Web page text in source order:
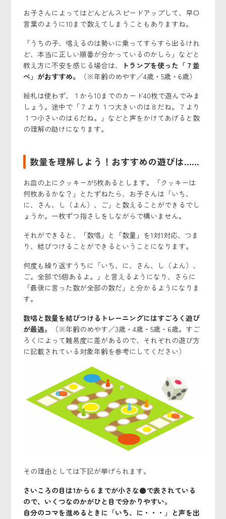
お子さんによってはどんどんスピードアップして、早口
言葉のように10まで数えてしまうこともありますね。
「うちの子、唱えるのは勢いに乗ってすらすら出るけれ
ど、本当に正しい順番が分かっているのかしら」などと
教え方に不安を感じる場合は、
トランプを使った「７並
べ」がおすすめ。
（※年齢のめやす／4歳・5歳・6歳）
絵札は使わず、１から10までのカード40枚で遊んでみま
しょう。途中で「７より１つ大きいのは８だね。７より
１つ小さいのは６だね。」などと声をかけてあげると数
の理解の助けになります。
数量を理解しよう！おすすめの遊びは……
お皿の上にクッキーが5枚あるとします。「クッキーは
何枚あるかな？」とたずねたら、お子さんは「いち、
に、さん、し（よん）、ご」と数えることができるでし
ょうか。一枚ずつ指さしをしながらで構いません。
それができると、「数唱」と「数量」を1対1対応、つま
り、結びつけることができるということになります。
何度も繰り返すうちに「いち、に、さん、し（よん）、
ご。全部で5個あるよ。」と言えるようになり、さらに
「最後に言った数が全部の数だ」と分かるようになりま
す。
数唱と数量を結びつけるトレーニングにはすごろく遊び
が最適。
（※年齢のめやす／3歳・4歳・5歳・6歳。すご
ろくによって難易度に差があるので、それぞれの遊び方
に記載されている対象年齢を参考にしてください）
その理由としては下記が挙げられます。
さいころの目は1から６までが小さな●で表されている
ので、いくつなのかがひと目で分かりやすい。
自分のコマを進めるときに「いち、に・・・」と声を出